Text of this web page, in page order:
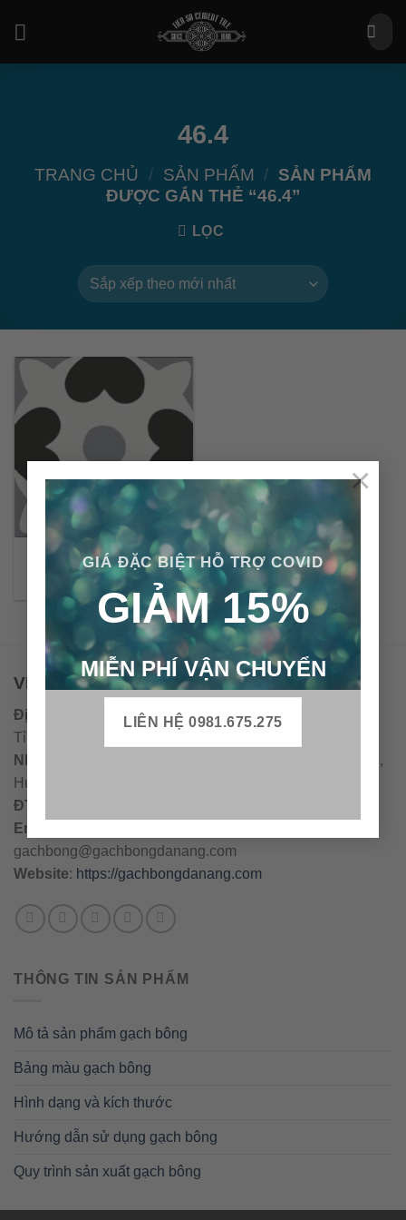
GIÁ ĐẶC BIỆT HỖ TRỢ COVID
GIẢM 15%
MIỄN PHÍ VẬN CHUYỂN
LIÊN HỆ 0981.675.275
×
Tìm
kiếm:
46.4
TRANG CHỦ / SẢN PHẨM / SẢN PHẨM
ĐƯỢC GẮN THẺ “46.4”
LỌC
Gạch bông cổ điển CTS
46.4
VPĐD - CTY TNHH GẠCH BÔNG VIỆT NAM
Địa chỉ:
CCN Quán Lát, Xã Đức Chánh, Huyện Mộ Đức,
Tỉnh Quảng Ngãi
Nhà máy miền trung:
L1 CCN Quán Lát, Xã Đức Chánh,
Huyện Mộ Đức, Tỉnh Quảng Ngãi, Việt Nam
ĐT
Email
gachbong@gachbongdanang.com
Website: https://gachbongdanang.com
THÔNG TIN SẢN PHẨM
Mô tả sản phẩm gạch bông
Bảng màu gạch bông
Hình dạng và kích thước
Hướng dẫn sử dụng gạch bông
Quy trình sản xuất gạch bông